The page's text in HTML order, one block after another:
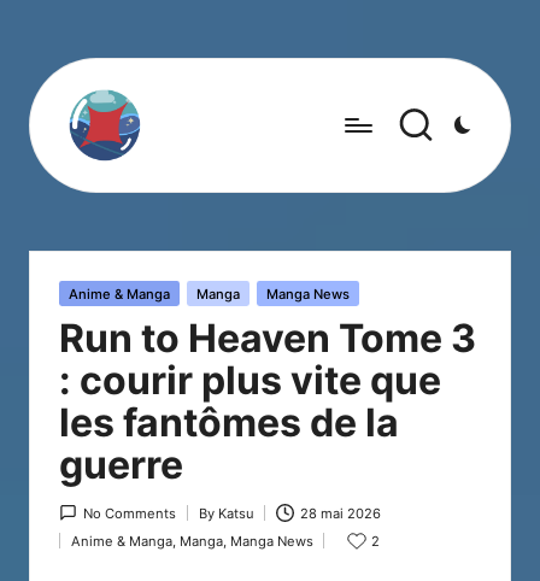
Posted
Anime & Manga Manga Manga News
Run to Heaven Tome 3
: courir plus vite que
les fantômes de la
guerre
No Comments
Posted
by
By Katsu 28 mai 2026
Posted
Anime & Manga, Manga, Manga News 2